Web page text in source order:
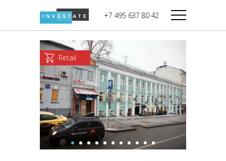
+7 495 637 80 42
Дикси
Верный
Мираторг
Магнолия
В башне
Башня Федерация-II
Запад
Башня Федерация-I
Восток
Город Столиц,
Северный блок
Город Столиц,
Южный блок
Retail